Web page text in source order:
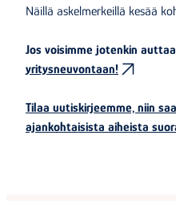
Näillä askelmerkeillä kesää
Jos voisimme jotenkin
yritysneuvontaan!
Tilaa uutiskirjeemme, niin
ajankohtaisista aiheista